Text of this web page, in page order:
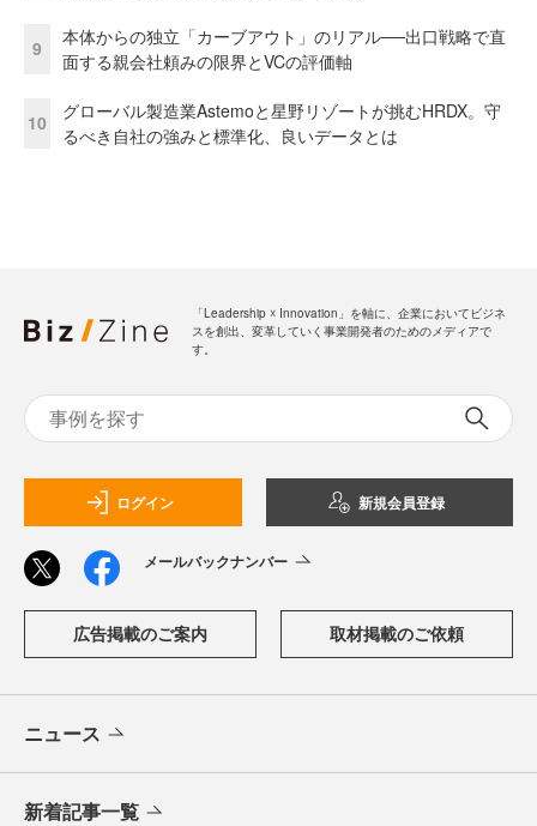
9
本体からの独立「カーブアウト」のリアル──出口戦略で直
面する親会社頼みの限界とVCの評価軸
10
グローバル製造業Astemoと星野リゾートが挑むHRDX。守
るべき自社の強みと標準化、良いデータとは
「Leadership ☓ Innovation」を軸に、企業においてビジネ
スを創出、変革していく事業開発者のためのメディアで
す。
ログイン 新規会員登録
メールバックナンバー
広告掲載のご案内 取材掲載のご依頼
ニュース
新着記事一覧